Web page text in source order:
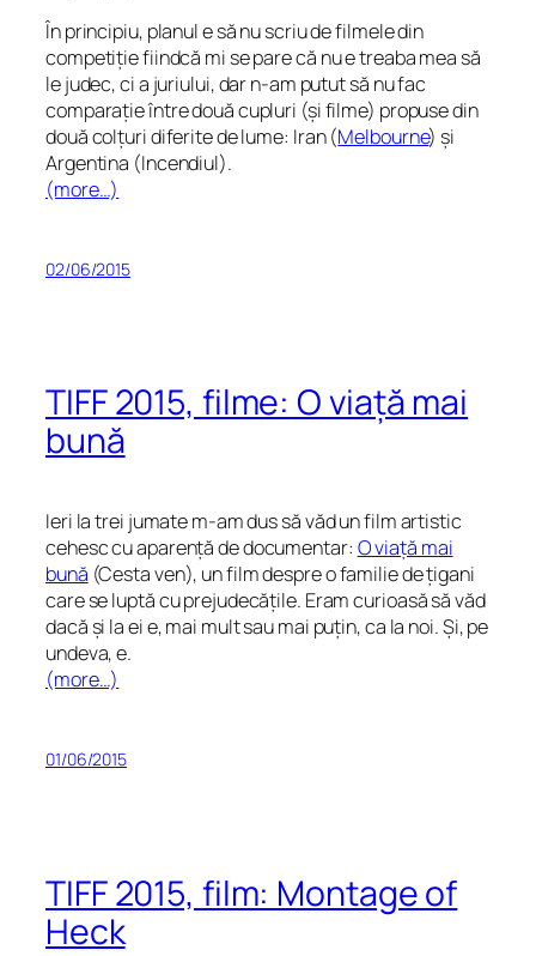
În principiu, planul e să nu scriu de filmele din
competiție fiindcă mi se pare că nu e treaba mea să
le judec, ci a juriului, dar n-am putut să nu fac
comparație între două cupluri (și filme) propuse din
două colțuri diferite de lume: Iran (Melbourne) și
Argentina (Incendiul).
(more…)
02/06/2015
TIFF 2015, filme: O viață mai
bună
Ieri la trei jumate m-am dus să văd un film artistic
cehesc cu aparență de documentar: O viață mai
bună (Cesta ven), un film despre o familie de țigani
care se luptă cu prejudecățile. Eram curioasă să văd
dacă și la ei e, mai mult sau mai puțin, ca la noi. Și, pe
undeva, e.
(more…)
01/06/2015
TIFF 2015, film: Montage of
Heck